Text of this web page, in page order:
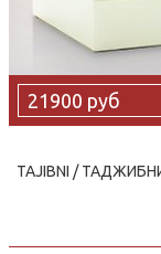
21900 руб
TAJIBNI /